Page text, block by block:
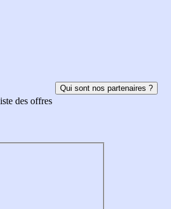
des offres
Qui sont nos partenaires ?